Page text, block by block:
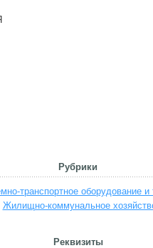
Рубрики
транспортное оборудование и
Жилищно-коммунальное
Реквизиты